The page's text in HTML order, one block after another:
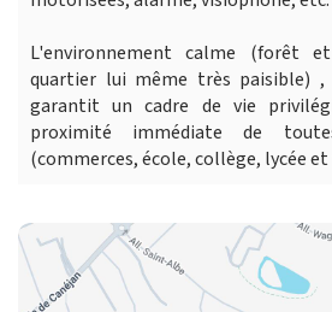
L'environnement calme (forêt
quartier lui même très paisible) ,
garantit un cadre de vie
proximité immédiate de
(commerces, école, collège, lycée